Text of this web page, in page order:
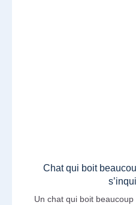
Chat qui boit
Un chat qui boit beaucoup